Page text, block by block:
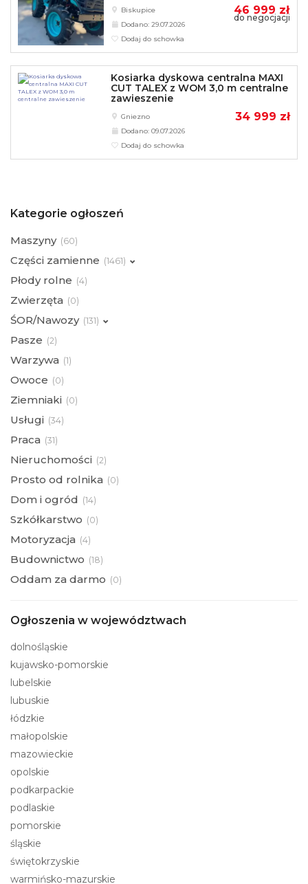
46 999 zł
do negocjacji
Biskupice
Dodano: 29.07.2026
Dodaj do schowka
Kosiarka dyskowa centralna MAXI
CUT TALEX z WOM 3,0 m centralne
zawieszenie
34 999 zł
Gniezno
Dodano: 09.07.2026
Dodaj do schowka
Kategorie ogłoszeń
Maszyny (60)
Części zamienne (1461)
Płody rolne (4)
Zwierzęta (0)
ŚOR/Nawozy (131)
Pasze (2)
Warzywa (1)
Owoce (0)
Ziemniaki (0)
Usługi (34)
Praca (31)
Nieruchomości (2)
Prosto od rolnika (0)
Dom i ogród (14)
Szkółkarstwo (0)
Motoryzacja (4)
Budownictwo (18)
Oddam za darmo (0)
Ogłoszenia w województwach
dolnośląskie
kujawsko-pomorskie
lubelskie
lubuskie
łódzkie
małopolskie
mazowieckie
opolskie
podkarpackie
podlaskie
pomorskie
śląskie
świętokrzyskie
warmińsko-mazurskie